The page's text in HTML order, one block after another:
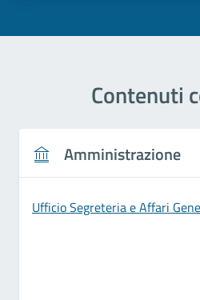
Contenuti
Amministrazione
Ufficio Segreteria e Affari